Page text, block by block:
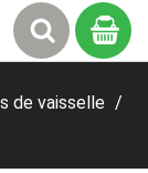
de vaisselle